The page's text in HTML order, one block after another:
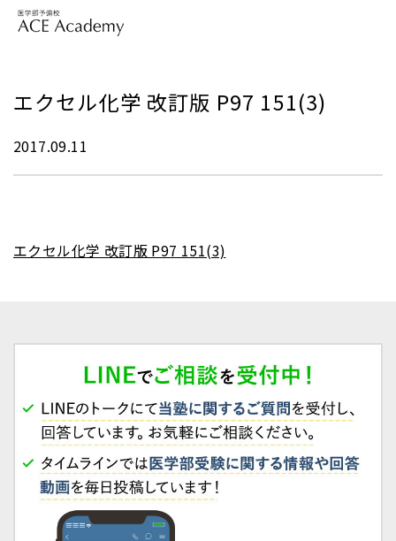
エクセル化学 改訂版 P97 151(3)
2017.09.11
エクセル化学 改訂版 P97 151(3)